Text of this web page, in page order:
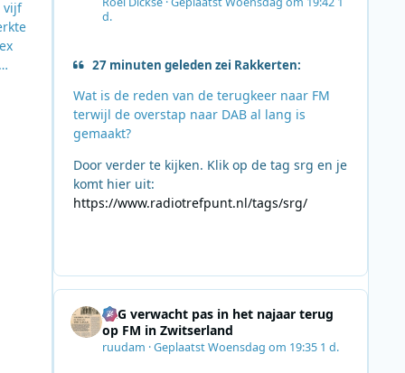
vijf
d.
27 minuten geleden zei Rakkerten:
Wat is de reden van de terugkeer naar FM
terwijl de overstap naar DAB al lang is
gemaakt?
Door verder te kijken. Klik op de tag srg en je
komt hier uit:
https://www.radiotrefpunt.nl/tags/srg/
SRG verwacht pas in het najaar terug
op FM in Zwitserland
ruudam ·GeplaatstWoensdag om 19:35 1 d.